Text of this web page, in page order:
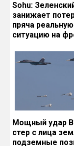
Sohu:
занижает
пряча реальную
ситуацию на
Мощный удар
стер с лица
подземные